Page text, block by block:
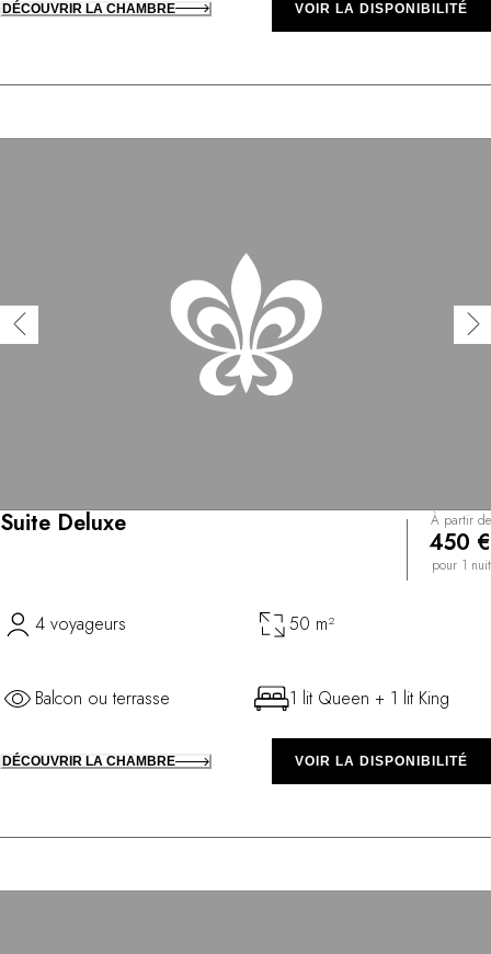
DÉCOUVRIR LA CHAMBRE VOIR LA DISPONIBILITÉ
Suite Deluxe À partir de
450 €
pour 1 nuit
4 voyageurs 50 m²
Balcon ou terrasse 1 lit Queen + 1 lit King
DÉCOUVRIR LA CHAMBRE VOIR LA DISPONIBILITÉ